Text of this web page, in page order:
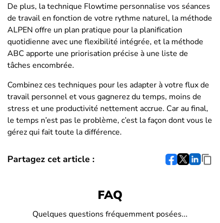
De plus, la technique Flowtime personnalise vos séances
de travail en fonction de votre rythme naturel, la méthode
ALPEN offre un plan pratique pour la planification
quotidienne avec une flexibilité intégrée, et la méthode
ABC apporte une priorisation précise à une liste de
tâches encombrée.
Combinez ces techniques pour les adapter à votre flux de
travail personnel et vous gagnerez du temps, moins de
stress et une productivité nettement accrue. Car au final,
le temps n’est pas le problème, c’est la façon dont vous le
gérez qui fait toute la différence.
Partagez cet article :
FAQ
Quelques questions fréquemment posées...